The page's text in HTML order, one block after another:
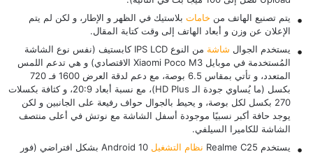
يتم تصنيع الهاتف من خامات بلاستيك في الظهر و الإطار، و لكن لم يتم
الإعلان عن وزن و أبعاد الهاتف إلى وقت كتابة المقال.
يستخدم الجوال شاشة
من النوع IPS LCD كابستيف (نفس نوع الشاشة
المُستخدمة في موبايل Xiaomi Poco M3 الاقتصادي) و هي تدعم اللمس
المتعدد، و تأتي بمقاس 6.5 بوصة، مع دعم لدقة العرض 1600 فـ 720
بكسل (ما يُساوي جودة الـ HD Plus)، مع نسبة أبعاد 20:9، و كثافة بكسلات
270 بكسل لكل بوصة، و يحيط بالجوال حواف رفيعة على الجانبين و لكن
يوجد حافة أكبر نسبيًا موجودة أسفل الشاشة مع نوتش في أعلى منتصف
الشاشة للكاميرا السيلفي.
يستخدم Realme C25
نظام التشغيل
Android 10 بشكل افتراضي (فور